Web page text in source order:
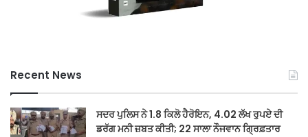
Recent News
ਸਦਰ ਪੁਲਿਸ ਨੇ 1.8 ਕਿਲੋ ਹੈਰੋਇਨ, 4.02 ਲੱਖ ਰੁਪਏ ਦੀ
ਡਰੱਗ ਮਨੀ ਜ਼ਬਤ ਕੀਤੀ; 22 ਸਾਲਾ ਨੌਜਵਾਨ ਗ੍ਰਿਫ਼ਤਾਰ